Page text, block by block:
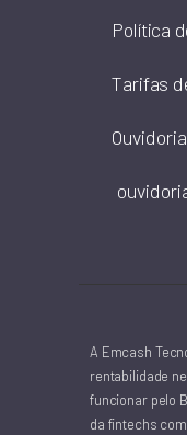
Política
Tarifas
A Emcash
rentabilidade
funcionar pelo
da fintechs